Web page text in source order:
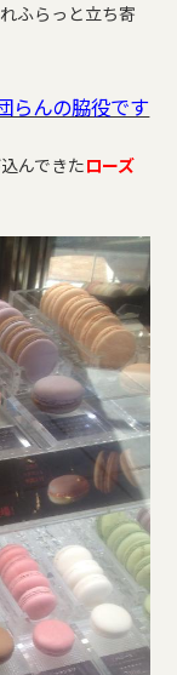
ふらっと立ち寄
らんの脇役です
んできたローズ